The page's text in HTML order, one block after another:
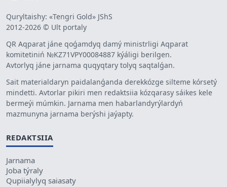
Quryltaishy: «Tengri Gold» JShS
2012-2026 © Ult portaly
QR Aqparat jáne qoǵamdyq damý ministrligi Aqparat
komitetiniń №KZ71VPY00084887 kýáligi berilgen.
Avtorlyq jáne jarnama quqyqtary tolyq saqtalǵan.
Sait materialdaryn paidalanǵanda derekkózge silteme kórsetý
mindetti. Avtorlar pikiri men redaktsiia kózqarasy sáikes kele
bermeýi múmkin. Jarnama men habarlandyrýlardyń
mazmunyna jarnama berýshi jaýapty.
REDAKTSIIA
Jarnama
Joba týraly
Qupiialylyq saiasaty